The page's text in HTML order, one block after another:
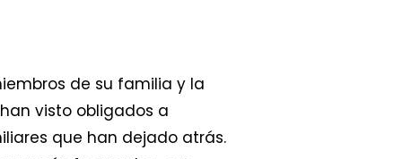
de su familia y la
visto obligados a
que han dejado atrás.